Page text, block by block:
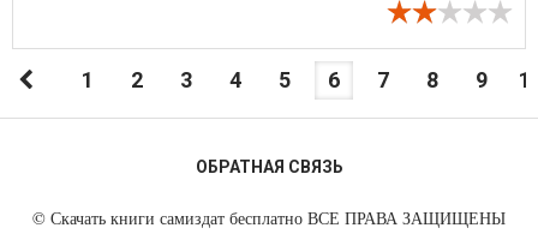
1 2 3 4 5 6 7 8 9
ОБРАТНАЯ СВЯЗЬ
© Скачать книги самиздат бесплатно ВСЕ ПРАВА ЗАЩИЩЕНЫ